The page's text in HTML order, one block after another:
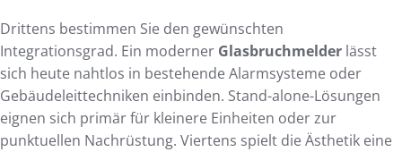
Drittens bestimmen Sie den gewünschten
Integrationsgrad. Ein moderner Glasbruchmelder lässt
sich heute nahtlos in bestehende Alarmsysteme oder
Gebäudeleittechniken einbinden. Stand-alone-Lösungen
eignen sich primär für kleinere Einheiten oder zur
punktuellen Nachrüstung. Viertens spielt die Ästhetik eine